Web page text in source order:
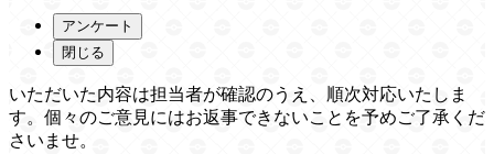
アンケート
閉じる
いただいた内容は担当者が確認のうえ、順次対応いたしま
す。個々のご意見にはお返事できないことを予めご了承くだ
さいませ。